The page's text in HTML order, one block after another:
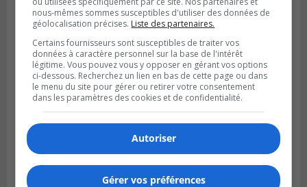
LONGUEUIL
Publié le 31 juillet 2026 à 09h28
Alexandre Da Costa s’en va diriger au
Mexique
nous-mêmes sommes susceptibles d'utiliser des données de
géolocalisation précises. Liste des partenaires.
Certains fournisseurs sont susceptibles de traiter vos
données à caractère personnel sur la base de l'intérêt
légitime. Vous pouvez vous y opposer en gérant vos options
ci-dessous. Recherchez un lien en bas de cette page ou dans
le menu du site pour gérer ou retirer votre consentement
dans les paramètres des cookies et de confidentialité.
Autoriser
Gérer vos préférences